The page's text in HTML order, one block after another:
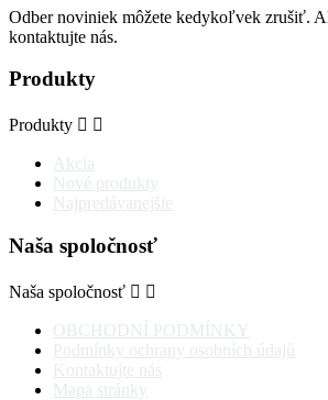
Odber noviniek môžete kedykoľvek zrušiť.
kontaktujte nás.
Produkty
Produkty  
Akcia
Nové produkty
Najpredávanejšie
Naša spoločnosť
Naša spoločnosť  
OBCHODNÍ PODMÍNKY
Podmínky ochrany osobních údajů
Kontaktujte nás
Mapa stránky